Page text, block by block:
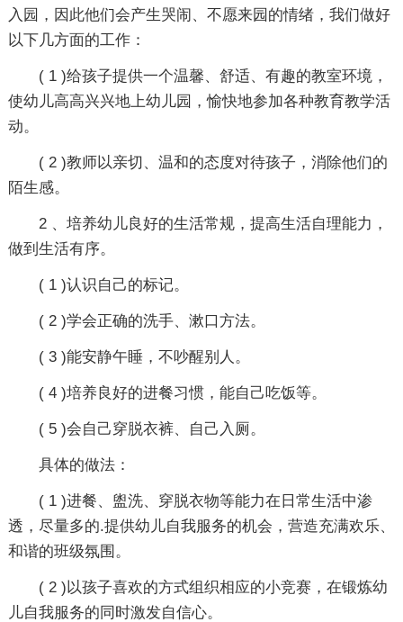
入园，因此他们会产生哭闹、不愿来园的情绪，我们做好
以下几方面的工作：
( 1 )给孩子提供一个温馨、舒适、有趣的教室环境，
使幼儿高高兴兴地上幼儿园，愉快地参加各种教育教学活
动。
( 2 )教师以亲切、温和的态度对待孩子，消除他们的
陌生感。
2 、培养幼儿良好的生活常规，提高生活自理能力，
做到生活有序。
( 1 )认识自己的标记。
( 2 )学会正确的洗手、漱口方法。
( 3 )能安静午睡，不吵醒别人。
( 4 )培养良好的进餐习惯，能自己吃饭等。
( 5 )会自己穿脱衣裤、自己入厕。
具体的做法：
( 1 )进餐、盥洗、穿脱衣物等能力在日常生活中渗
透，尽量多的.提供幼儿自我服务的机会，营造充满欢乐、
和谐的班级氛围。
( 2 )以孩子喜欢的方式组织相应的小竞赛，在锻炼幼
儿自我服务的同时激发自信心。